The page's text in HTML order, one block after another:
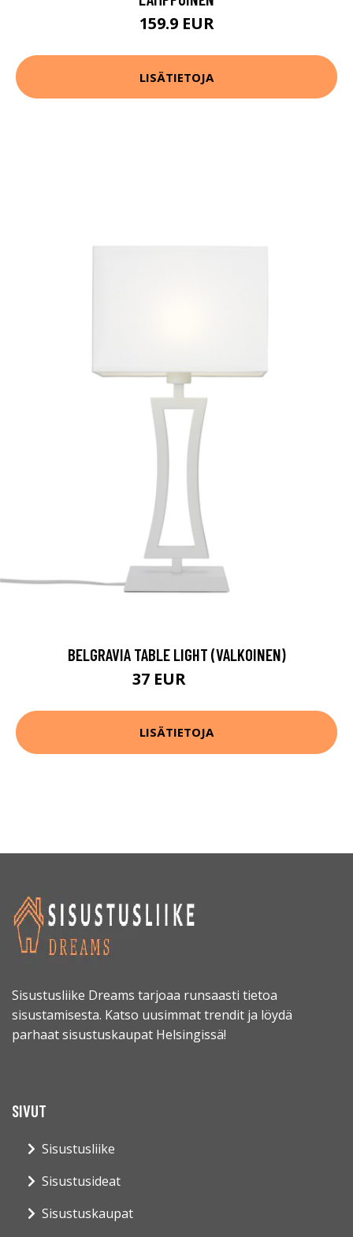
159.9 EUR
LISÄTIETOJA
BELGRAVIA TABLE LIGHT (VALKOINEN)
37 EUR
LISÄTIETOJA
Sisustusliike Dreams tarjoaa runsaasti tietoa
sisustamisesta. Katso uusimmat trendit ja löydä
parhaat sisustuskaupat Helsingissä!
SIVUT
Sisustusliike
Sisustusideat
Sisustuskaupat